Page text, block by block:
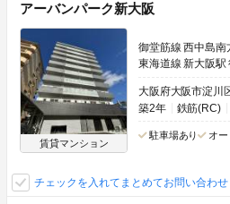
アーバンパーク新大阪
賃貸マンション
御堂筋線 西中島南
東海道線 新大阪駅
大阪府大阪市淀川
築2年
鉄筋(RC)
駐車場あり オ
チェックを入れてまとめてお問い合わせ